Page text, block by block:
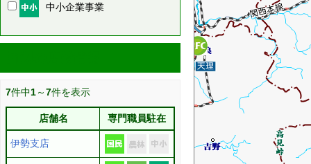
中小企業事業
7件中1～7件を表示
店舗名 専門職員駐在
伊勢支店